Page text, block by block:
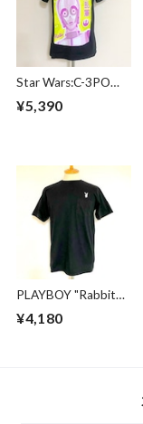
Star Wars:C-3PO
¥5,390
PLAYBOY "Rabbit
Head" Embroidery
Logo T-Shirt Black
¥4,180